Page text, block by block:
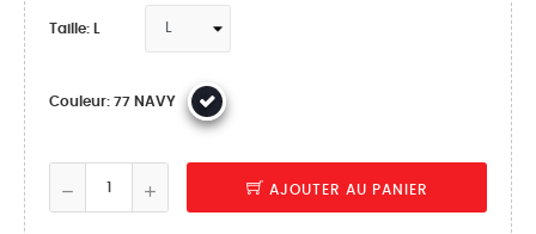
Taille: L
Couleur: 77 NAVY
AJOUTER AU PANIER